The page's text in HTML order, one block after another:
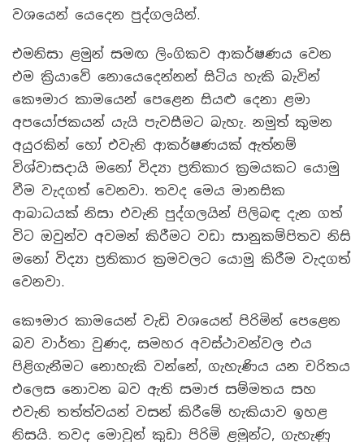
වශයෙන් යෙදෙන පුද්ගලයින්.
එමනිසා ළමුන් සමඟ ලිංගිකව ආකර්ෂණය වෙන
එම ක්‍රියාවේ නොයෙදෙන්නන් සිටිය හැකි බැවින්
කෞමාර කාමයෙන් පෙළෙන සියළු දෙනා ළමා
අපයෝජකයන් යැයි පැවසීමට බැහැ. නමුත් කුමන
අයුරකින් හෝ එවැනි ආකර්ෂණයක් ඇත්නම්
විශ්වාසදායි මනෝ විද්‍යා ප්‍රතිකාර ක්‍රමයකට යොමු
වීම වැදගත් වෙනවා. තවද මෙය මානසික
ආබාධයක් නිසා එවැනි පුද්ගලයින් පිලිබඳ දැන ගත්
විට ඔවුන්ව අවමන් කිරීමට වඩා සානුකම්පිතව නිසි
මනෝ විද්‍යා ප්‍රතිකාර ක්‍රමවලට යොමු කිරීම වැදගත්
වෙනවා.
කෞමාර කාමයෙන් වැඩි වශයෙන් පිරිමින් පෙළෙන
බව වාර්තා වුණද, සමහර අවස්ථාවන්වල එය
පිළිගැනීමට නොහැකි වන්නේ, ගැහැණිය යන චරිතය
එලෙස නොවන බව ඇති සමාජ සම්මතය සහ
එවැනි තත්ත්වයන් වසන් කිරීමේ හැකියාව ඉහළ
නිසයි. තවද මොවුන් කුඩා පිරිමි ළමුන්ට, ගැහැණු